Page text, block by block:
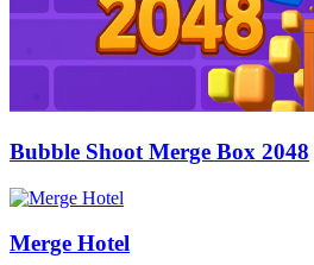
Bubble Shoot Merge Box 2048
Merge Hotel